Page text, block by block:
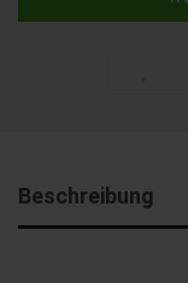
Beschreibung